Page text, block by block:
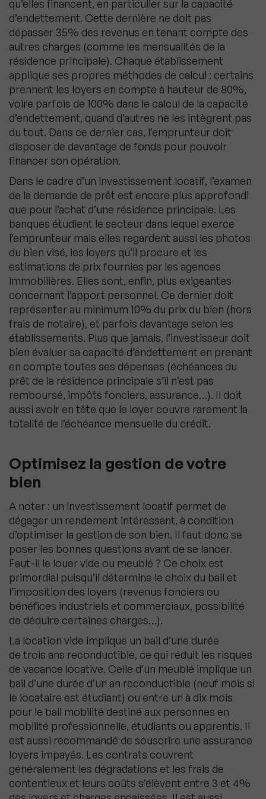
qu’elles financent, en particulier sur la capacité
d’endettement. Cette dernière ne doit pas
dépasser 35% des revenus en tenant compte des
autres charges (comme les mensualités de la
résidence principale). Chaque établissement
applique ses propres méthodes de calcul : certains
prennent les loyers en compte à hauteur de 80%,
voire parfois de 100% dans le calcul de la capacité
d’endettement, quand d’autres ne les intègrent pas
du tout. Dans ce dernier cas, l’emprunteur doit
disposer de davantage de fonds pour pouvoir
financer son opération.
Dans le cadre d’un investissement locatif, l’examen
de la demande de prêt est encore plus approfondi
que pour l’achat d’une résidence principale. Les
banques étudient le secteur dans lequel exerce
l’emprunteur mais elles regardent aussi les photos
du bien visé, les loyers qu’il procure et les
estimations de prix fournies par les agences
immobilières. Elles sont, enfin, plus exigeantes
concernant l’apport personnel. Ce dernier doit
représenter au minimum 10% du prix du bien (hors
frais de notaire), et parfois davantage selon les
établissements. Plus que jamais, l’investisseur doit
bien évaluer sa capacité d’endettement en prenant
en compte toutes ses dépenses (échéances du
prêt de la résidence principale s’il n’est pas
remboursé, impôts fonciers, assurance…). Il doit
aussi avoir en tête que le loyer couvre rarement la
totalité de l’échéance mensuelle du crédit.
Optimisez la gestion de votre
bien
A noter : un investissement locatif permet de
dégager un rendement intéressant, à condition
d’optimiser la gestion de son bien. Il faut donc se
poser les bonnes questions avant de se lancer.
Faut-il le louer vide ou meublé ? Ce choix est
primordial puisqu’il détermine le choix du bail et
l’imposition des loyers (revenus fonciers ou
bénéfices industriels et commerciaux, possibilité
de déduire certaines charges…).
La location vide implique un bail d’une durée
de trois ans reconductible, ce qui réduit les risques
de vacance locative. Celle d’un meublé implique un
bail d’une durée d’un an reconductible (neuf mois si
le locataire est étudiant) ou entre un à dix mois
pour le bail mobilité destiné aux personnes en
mobilité professionnelle, étudiants ou apprentis. Il
est aussi recommandé de souscrire une assurance
loyers impayés. Les contrats couvrent
généralement les dégradations et les frais de
contentieux et leurs coûts s’élèvent entre 3 et 4%